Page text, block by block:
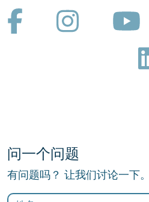
问一个问题
有问题吗？ 让我们讨论一下。